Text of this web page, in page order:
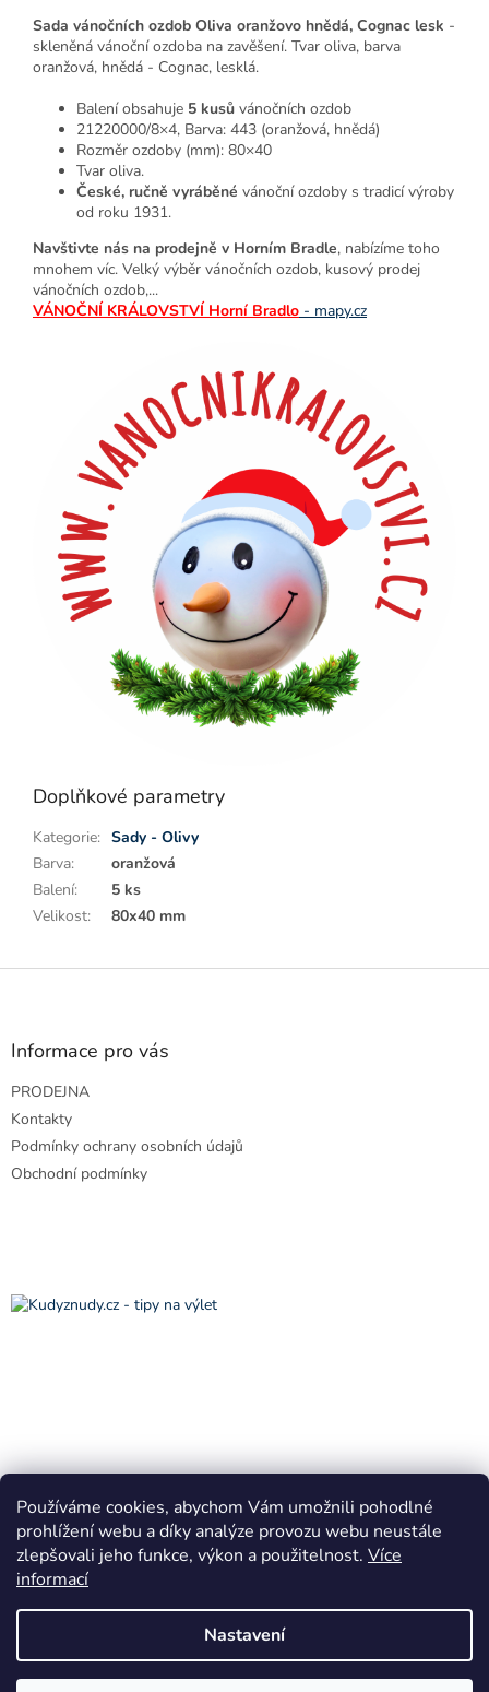
Používáme cookies, abychom Vám umožnili pohodlné
prohlížení webu a díky analýze provozu webu neustále
zlepšovali jeho funkce, výkon a použitelnost. Více
informací
Nastavení
Sada vánočních ozdob Oliva oranžovo hnědá, Cognac lesk -
skleněná vánoční ozdoba na zavěšení. Tvar oliva, barva
oranžová, hnědá - Cognac, lesklá.
Balení obsahuje 5 kusů vánočních ozdob
21220000/8×4, Barva: 443 (oranžová, hnědá)
Rozměr ozdoby (mm): 80×40
Tvar oliva.
České, ručně vyráběné vánoční ozdoby s tradicí výroby
od roku 1931.
Navštivte nás na prodejně v Horním Bradle, nabízíme toho
mnohem víc. Velký výběr vánočních ozdob, kusový prodej
vánočních ozdob,...
VÁNOČNÍ KRÁLOVSTVÍ Horní Bradlo - mapy.cz
Doplňkové parametry
Kategorie: Sady - Olivy
Barva:
oranžová
Balení:
5 ks
Velikost: 80x40 mm
Z
Informace pro vás
PRODEJNA
Kontakty
Podmínky ochrany osobních údajů
Obchodní podmínky
Copyright 2026VÁNOČNÍ KRÁLOVSTVÍ Horní Bradlo. Všechna